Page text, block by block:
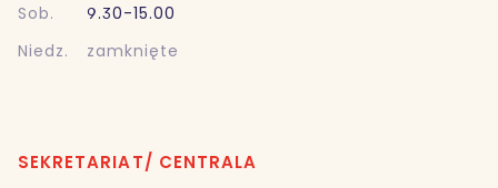
Sob.
9.30-15.00
Niedz.
zamknięte
SEKRETARIAT/ CENTRALA